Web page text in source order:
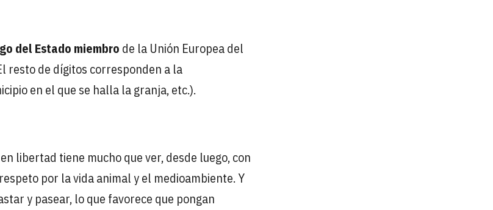
del Estado miembro de la Unión Europea del
resto de dígitos corresponden a la
en el que se halla la granja, etc.).
libertad tiene mucho que ver, desde luego, con
por la vida animal y el medioambiente. Y
y pasear, lo que favorece que pongan